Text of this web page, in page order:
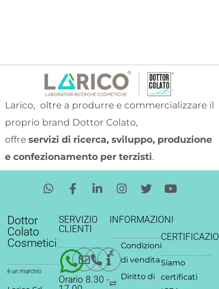
Larico, oltre a produrre e commercializzare il
proprio brand Dottor Colato,
offre servizi di ricerca, sviluppo, produzione
e confezionamento per terzisti.
W
h
a
p
p
F
a
e
b
o
k
-
f
L
i
k
i
n
-
i
I
n
t
a
g
r
a
m
T
w
t
t
e
r
Y
o
t
u
b
Dottor
Colato
Cosmetici
è un marchio
SERVIZIO
CLIENTI
Orario 8.30 -
INFORMAZIONI
Condizioni
di vendita
Diritto di
Siamo
certificati